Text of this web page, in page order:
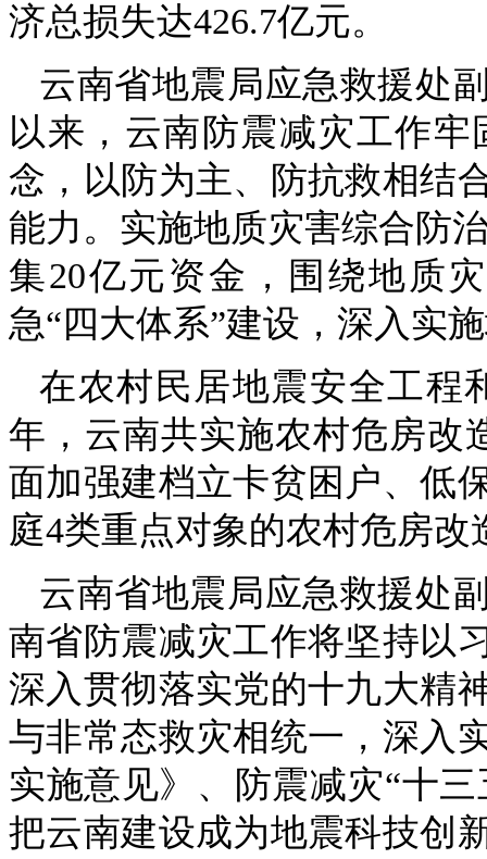
济总损失达426.7亿元。
云南省地震局应急救援处
以来，云南防震减灾工作
念，以防为主、防抗救相结
能力。实施地质灾害综合防
集20亿元资金，围绕地质
急“四大体系”建设，深入实
在农村民居地震安全工程
年，云南共实施农村危房改
面加强建档立卡贫困户、低
庭4类重点对象的农村危房
云南省地震局应急救援处
南省防震减灾工作将坚持以
深入贯彻落实党的十九大精
与非常态救灾相统一，深入
实施意见》、防震减灾“十
把云南建设成为地震科技创